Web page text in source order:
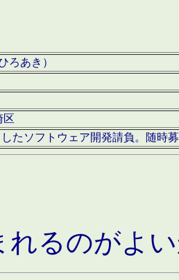
ろあき）
区
たソフトウェア開発請負。随時
れるのがよ